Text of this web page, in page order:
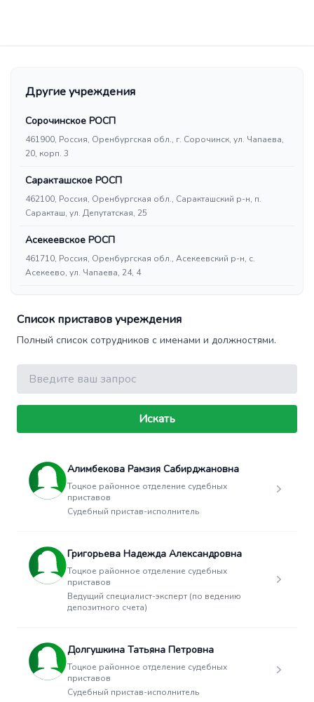
Другие учреждения
Сорочинское РОСП
461900, Россия, Оренбургская обл., г. Сорочинск, ул. Чапаева,
20, корп. 3
Саракташское РОСП
462100, Россия, Оренбургская обл., Саракташский р-н, п.
Саракташ, ул. Депутатская, 25
Асекеевское РОСП
461710, Россия, Оренбургская обл., Асекеевский р-н, с.
Асекеево, ул. Чапаева, 24, 4
Список приставов учреждения
Полный список сотрудников с именами и должностями.
Поиск
Искать
Алимбекова Рамзия Сабирджановна
Тоцкое районное отделение судебных
приставов
Судебный пристав-исполнитель
Григорьева Надежда Александровна
Тоцкое районное отделение судебных
приставов
Ведущий специалист-эксперт (по ведению
депозитного счета)
Долгушкина Татьяна Петровна
Тоцкое районное отделение судебных
приставов
Судебный пристав-исполнитель